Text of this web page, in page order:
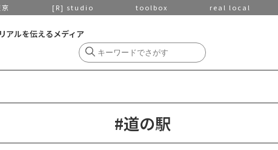
[R] studio toolbox real local
アルを伝えるメディア
#道の駅